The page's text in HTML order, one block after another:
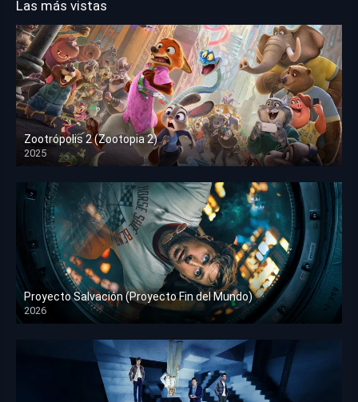
Las más vistas
Zootrópolis 2 (Zootopia 2)
2025
HD 1080p
Proyecto Salvación (Proyecto Fin del Mundo)
2026
HD 1080p